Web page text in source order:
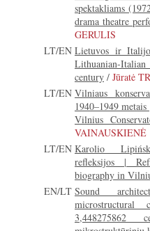
spektakliams
drama theatre
GERULIS
LT/EN Lietuvos ir
Lithuanian-
century / Jūratė
LT/EN Vilniaus
1940–1949
Vilnius
VAINAUSKIENĖ
LT/EN Karolio
refleksijos |
biography in
EN/LT Sound